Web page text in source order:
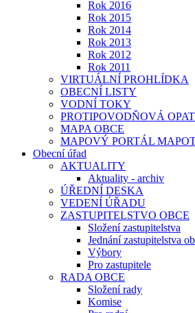
Rok 2016
Rok 2015
Rok 2014
Rok 2013
Rok 2012
Rok 2011
VIRTUÁLNÍ PROHLÍDKA
OBECNÍ LISTY
VODNÍ TOKY
PROTIPOVODŇOVÁ
MAPA OBCE
MAPOVÝ PORTÁL
Obecní úřad
AKTUALITY
Aktuality - archiv
ÚŘEDNÍ DESKA
VEDENÍ ÚŘADU
ZASTUPITELSTVO OBCE
Složení zastupitelstva
Jednání zastupitelstva
Výbory
Pro zastupitele
RADA OBCE
Složení rady
Komise